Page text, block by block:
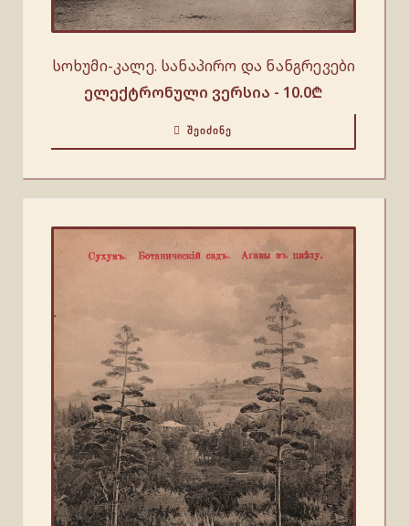
სოხუმი-კალე. სანაპირო და ნანგრევები
ელექტრონული ვერსია - 10.0₾
ᲨᲔᲘᲫᲘᲜᲔ